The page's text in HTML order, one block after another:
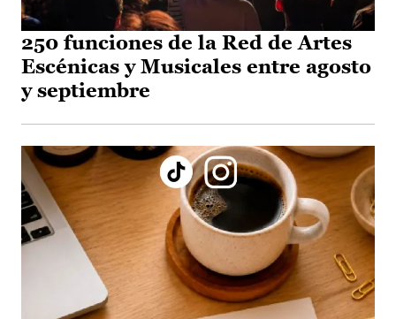
250 funciones de la Red de Artes
Escénicas y Musicales entre agosto
y septiembre